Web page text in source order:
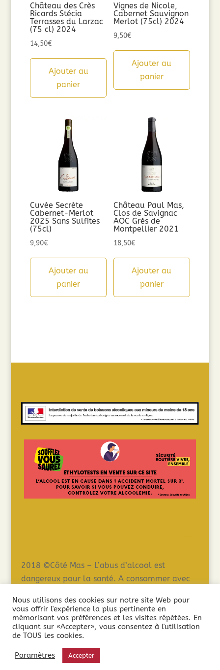
Château des Crès
Ricards Stécia
Terrasses du Larzac
(75 cl) 2024
14,50€
Ajouter au
panier
Vignes de Nicole,
Cabernet Sauvignon
Merlot (75cl) 2024
9,50€
Ajouter au
panier
Cuvée Secrète
Cabernet-Merlot
2025 Sans Sulfites
(75cl)
9,90€
Ajouter au
panier
Château Paul Mas,
Clos de Savignac
AOC Grés de
Montpellier 2021
18,50€
Ajouter au
panier
2018 ©Côté Mas – L’abus d’alcool est
dangereux pour la santé. A consommer avec
est interdite aux mineurs de moins de 18 ans.
La preuve de la majorité de l’acheteur est
exigée au moment de la vente en ligne.
Nous utilisons des cookies sur notre site Web pour
vous offrir l'expérience la plus pertinente en
mémorisant vos préférences et les visites répétées. En
cliquant sur «Accepter», vous consentez à l'utilisation
de TOUS les cookies.
Paramètres Accepter